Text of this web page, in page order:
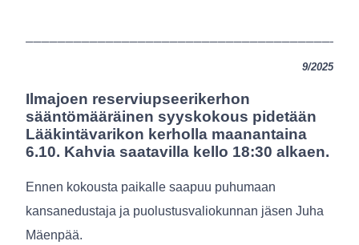
9/2025
Ilmajoen reserviupseerikerhon
sääntömääräinen syyskokous pidetään
Lääkintävarikon kerholla maanantaina
6.10. Kahvia saatavilla kello 18:30 alkaen.
Ennen kokousta paikalle saapuu puhumaan
kansanedustaja ja puolustusvaliokunnan jäsen Juha
Mäenpää.